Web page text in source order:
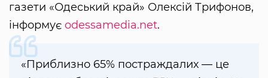
газети «Одеський край» Олексій Трифонов,
інформує odessamedia.net.
«Приблизно 65% постраждалих — це